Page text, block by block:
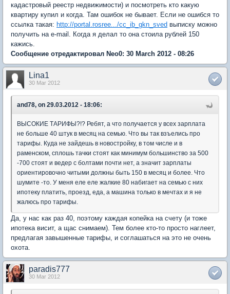
кадастровый реестр недвижимости) и посмотреть кто какую
квартиру купил и когда. Там ошибок не бывает. Если не ошибся то
ссылка такая: http://portal.rosree.../cc_ib_gkn_sved выписку можно
получить на e-mail. Когда я делал то она стоила рублей 150
кажись.
Сообщение отредактировал Neo0: 30 March 2012 - 08:26
Lina1
30 Mar 2012
and78, on 29.03.2012 - 18:06:
ВЫСОКИЕ ТАРИФЫ?!? Ребят, а что получается у всех зарплата
не больше 40 штук в месяц на семью. Что вы так взъелись про
тарифы. Куда не зайдешь в новостройку, в том числе и в
раменском, сплошь тачки стоят как минимум большинство за 500
-700 стоят и ведер с болтами почти нет, а значит зарплаты
ориентировочно читыми должны быть 150 в месяц и более. Что
шумите -то. У меня еле еле жалкие 80 набигает на семью с них
ипотеку платить, проезд, еда, а машина только в мечтах и я не
жалюсь про тарифы.
Да, у нас как раз 40, поэтому каждая копейка на счету (и тоже
ипотека висит, а щас снимаем). Тем более кто-то просто наглеет,
предлагая завышенные тарифы, и соглашаться на это не очень
охота.
paradis777
30 Mar 2012